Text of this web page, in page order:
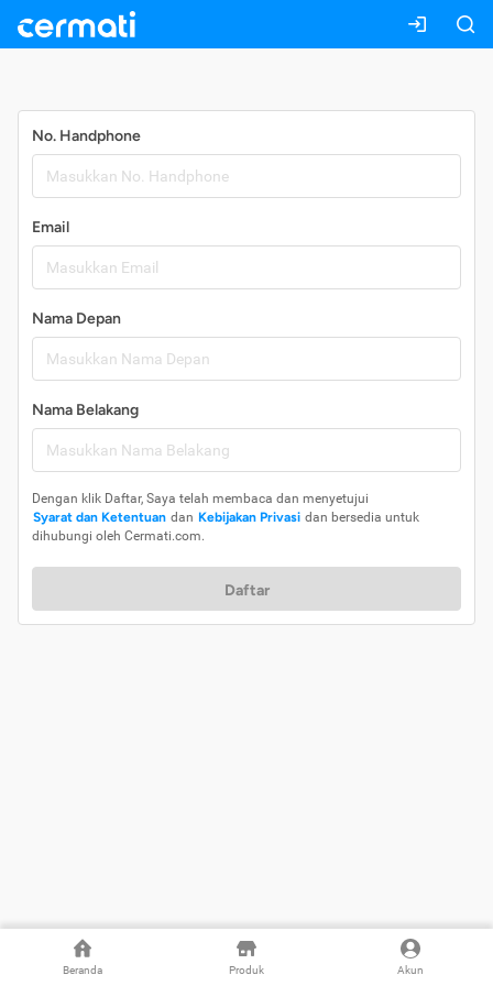
Beranda Produk Akun
No. Handphone
Email
Nama Depan
Nama Belakang
Dengan klik Daftar, Saya telah membaca dan menyetujui
Syarat dan Ketentuan dan Kebijakan Privasi dan bersedia untuk
dihubungi oleh Cermati.com.
Daftar